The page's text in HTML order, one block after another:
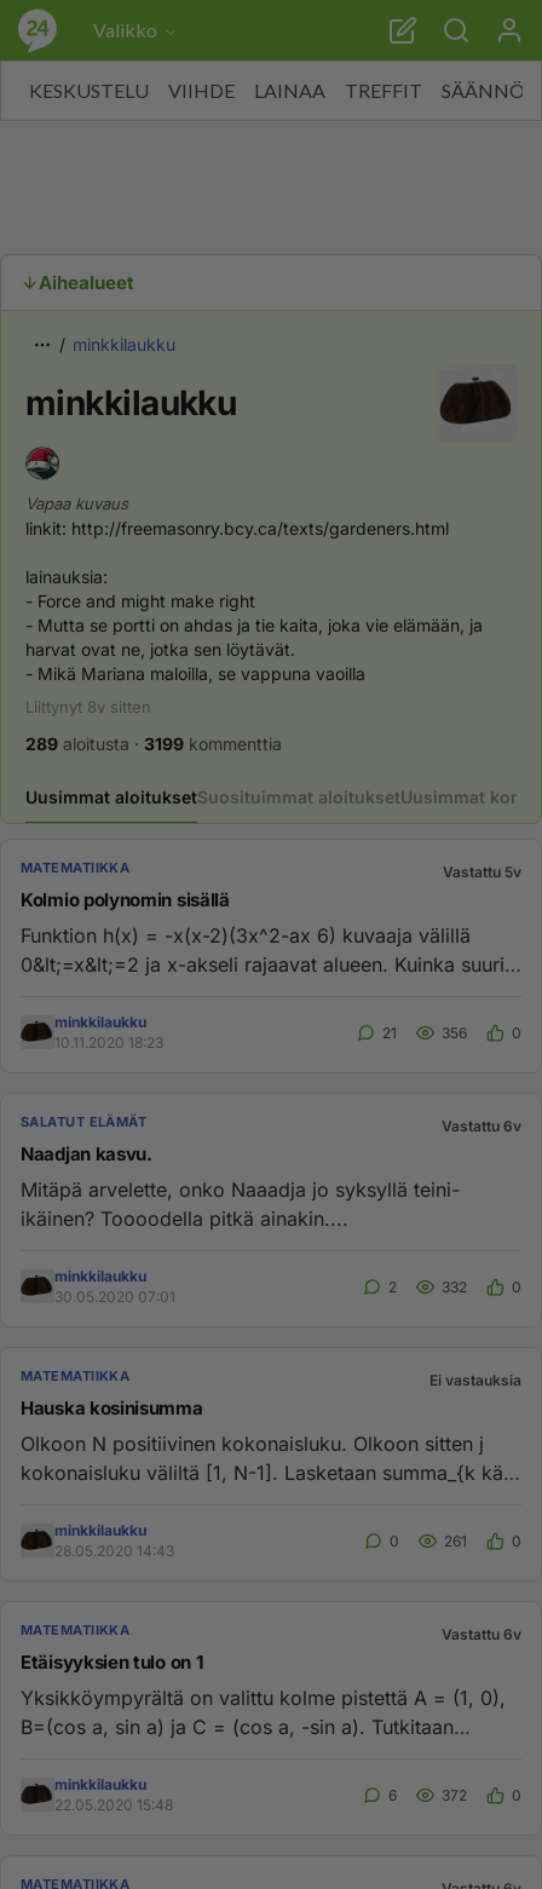
Valikko
KESKUSTELU VIIHDE LAINAA TREFFIT SÄÄNNÖT
Aihealueet
minkkilaukku
minkkilaukku
Vapaa kuvaus
linkit: http://freemasonry.bcy.ca/texts/gardeners.html
lainauksia:
- Force and might make right
- Mutta se portti on ahdas ja tie kaita, joka vie elämään, ja
harvat ovat ne, jotka sen löytävät.
- Mikä Mariana maloilla, se vappuna vaoilla
Liittynyt 8v sitten
289 aloitusta · 3199 kommenttia
Uusimmat aloituksetSuosituimmat aloituksetUusimmat
MATEMATIIKKA Vastattu 5v
Kolmio polynomin sisällä
Funktion h(x) = -x(x-2)(3x^2-ax 6) kuvaaja välillä
0&lt;=x&lt;=2 ja x-akseli rajaavat alueen. Kuinka suuri
minkkilaukku
10.11.2020 18:23
21 356 0
SALATUT ELÄMÄT Vastattu 6v
Naadjan kasvu.
Mitäpä arvelette, onko Naaadja jo syksyllä teini-
ikäinen? Toooodella pitkä ainakin....
minkkilaukku
30.05.2020 07:01
2 332 0
MATEMATIIKKA Ei vastauksia
Hauska kosinisumma
Olkoon N positiivinen kokonaisluku. Olkoon sitten j
kokonaisluku väliltä [1, N-1]. Lasketaan summa_{k käy
minkkilaukku
28.05.2020 14:43
0 261 0
MATEMATIIKKA Vastattu 6v
Etäisyyksien tulo on 1
Yksikköympyrältä on valittu kolme pistettä A = (1, 0),
B=(cos a, sin a) ja C = (cos a, -sin a). Tutkitaan
minkkilaukku
22.05.2020 15:48
6 372 0
MATEMATIIKKA